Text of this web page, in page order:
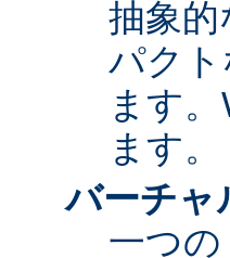
抽象
パク
ます
ます。
バーチャ
一つ